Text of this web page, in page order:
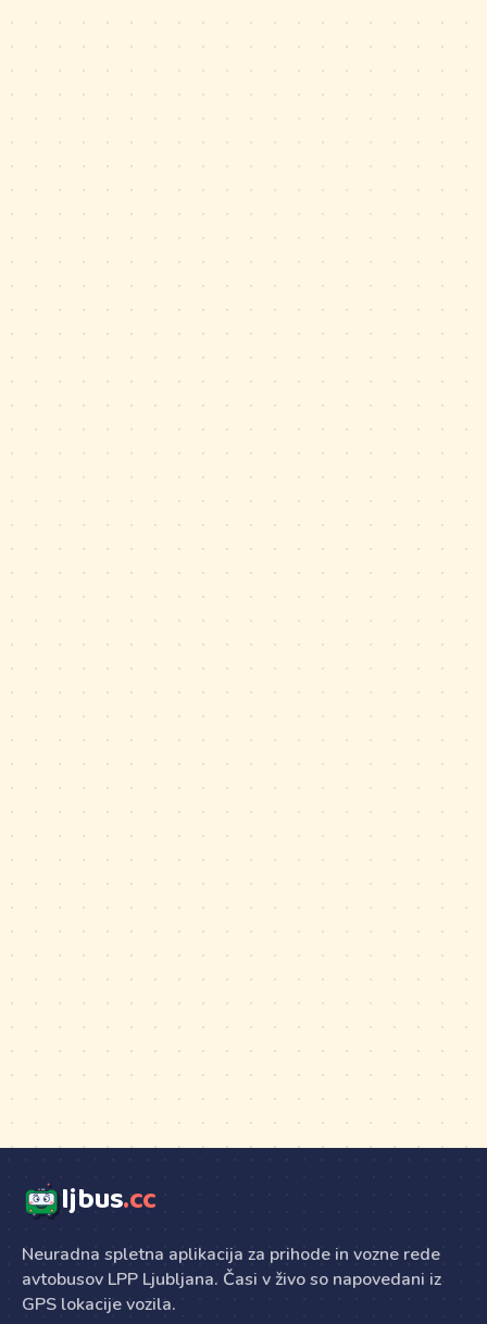
ljbus.cc
Neuradna spletna aplikacija za prihode in vozne rede
avtobusov LPP Ljubljana. Časi v živo so napovedani iz
GPS lokacije vozila.